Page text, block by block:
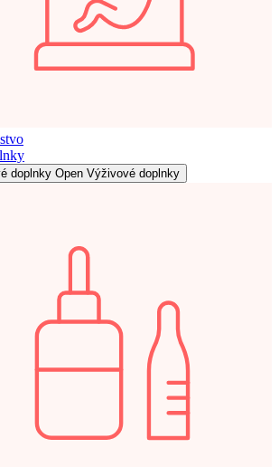
doplnky Open Výživové doplnky